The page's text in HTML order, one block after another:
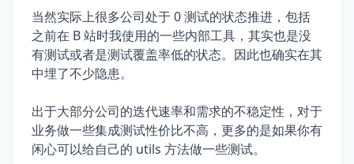
当然实际上很多公司处于 0 测试的状态推进，包括
之前在 B 站时我使用的一些内部工具，其实也是没
有测试或者是测试覆盖率低的状态。因此也确实在其
中埋了不少隐患。
出于大部分公司的迭代速率和需求的不稳定性，对于
业务做一些集成测试性价比不高，更多的是如果你有
闲心可以给自己的 utils 方法做一些测试。